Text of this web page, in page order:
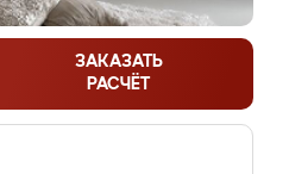
ЗАКАЗАТЬ
РАСЧЁТ